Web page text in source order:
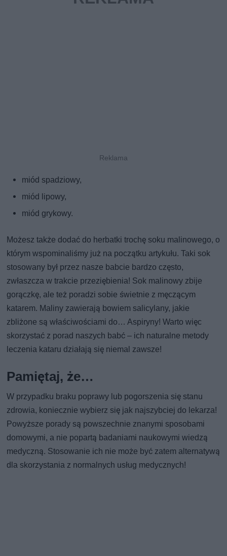
miód spadziowy,
miód lipowy,
miód grykowy.
Możesz także dodać do herbatki trochę soku malinowego, o
którym wspominaliśmy już na początku artykułu. Taki sok
stosowany był przez nasze babcie bardzo często,
zwłaszcza w trakcie przeziębienia! Sok malinowy zbije
gorączkę, ale też poradzi sobie świetnie z męczącym
katarem. Maliny zawierają bowiem salicylany, jakie
zbliżone są właściwościami do… Aspiryny! Warto więc
skorzystać z porad naszych babć – ich naturalne metody
leczenia kataru działają się niemal zawsze!
Pamiętaj, że…
W przypadku braku poprawy lub pogorszenia się stanu
zdrowia, koniecznie wybierz się jak najszybciej do lekarza!
Powyższe porady są powszechnie znanymi sposobami
domowymi, a nie popartą badaniami naukowymi wiedzą
medyczną. Stosowanie ich nie może być zatem alternatywą
dla skorzystania z normalnych usług medycznych!